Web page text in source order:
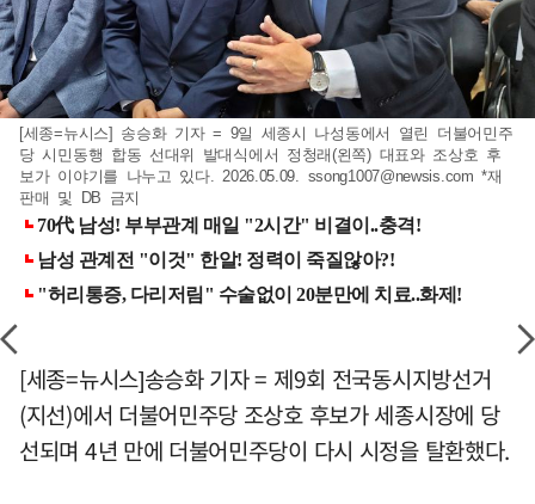
[세종=뉴시스] 송승화 기자 = 9일 세종시 나성동에서 열린 더불어민주
당 시민동행 합동 선대위 발대식에서 정청래(왼쪽) 대표와 조상호 후
보가 이야기를 나누고 있다. 2026.05.09. ssong1007@newsis.com *재
판매 및 DB 금지
[세종=뉴시스]송승화 기자 = 제9회 전국동시지방선거
(지선)에서 더불어민주당 조상호 후보가 세종시장에 당
선되며 4년 만에 더불어민주당이 다시 시정을 탈환했다.